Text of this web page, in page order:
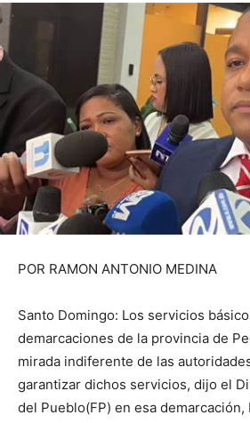
POR RAMON ANTONIO MEDINA
Santo Domingo: Los servicios
demarcaciones de la provincia de
mirada indiferente de las
garantizar dichos servicios, dijo el
del Pueblo(FP) en esa demarcación,